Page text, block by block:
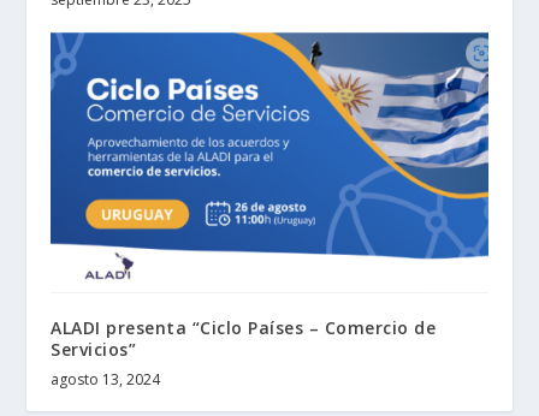
ALADI presenta “Ciclo Países – Comercio de
Servicios”
agosto 13, 2024